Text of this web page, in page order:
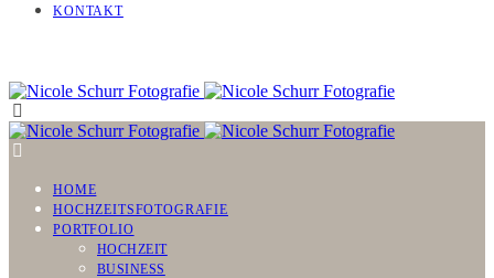
KONTAKT
HOME
HOCHZEITSFOTOGRAFIE
PORTFOLIO
HOCHZEIT
BUSINESS